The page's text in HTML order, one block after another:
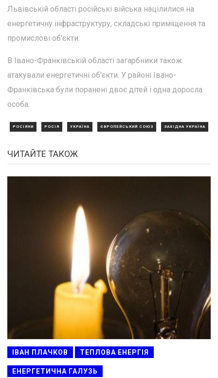
Львівській області російські війська націлилися на
енергетичну інфраструктуру, складські приміщення та
промислові об'єкти.
В Івано-Франківській області загарбники також
атакували енергетичні об'єкти. У районі Івано-
Франківська були поранені двоє дітей і одна доросла
особа.
РОСІЯНИ РОСІЯ УКРАЇНА ЄВРОПЕЙСЬКИЙ СОЮЗ ЗАХІДНА УКРАЇНА
ЧИТАЙТЕ ТАКОЖ
ІВАН ПЛАЧКОВ ТЕПЛОВА ЕНЕРГІЯ
ЕНЕРГЕТИЧНА ГАЛУЗЬ